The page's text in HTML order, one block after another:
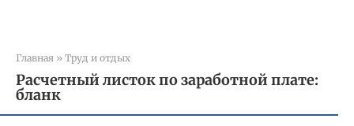
Главная » Труд и отдых
Расчетный листок по заработной плате:
бланк